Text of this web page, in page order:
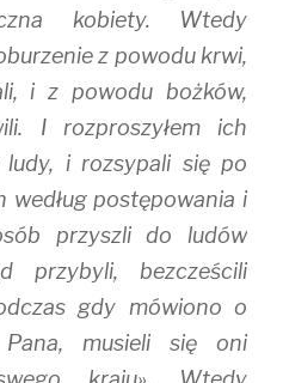
kobiety. Wtedy
z powodu krwi,
i z powodu bożków,
I rozproszyłem ich
ludy, i rozsypali się po
według postępowania i
przyszli do ludów
przybyli, bezcześcili
gdy mówiono o
musieli się oni